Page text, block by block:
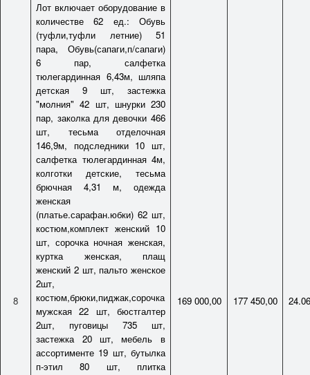
8
Лот включает оборудование в
количестве 62 ед.: Обувь
(туфли,туфли летние) 51
пара, Обувь(сапаги,п/сапаги)
6 пар, салфетка
тюлегардинная 6,43м, шляпа
детская 9 шт, застежка
"молния" 42 шт, шнурки 230
пар, заколка для девочки 466
шт, тесьма отделочная
146,9м, подследники 10 шт,
салфетка тюлегардинная 4м,
колготки детские, тесьма
брючная 4,31 м, одежда
женская
(платье.сарафан.юбки) 62 шт,
костюм,комплект женский 10
шт, сорочка ночная женская,
куртка женская, плащ
женский 2 шт, пальто женское
2шт,
костюм,брюки,пиджак,сорочка
мужская 22 шт, бюстгалтер
2шт, пуговицы 735 шт,
застежка 20 шт, мебель в
ассортименте 19 шт, бутылка
п-этил 80 шт, плитка
169 000,00 177 450,00